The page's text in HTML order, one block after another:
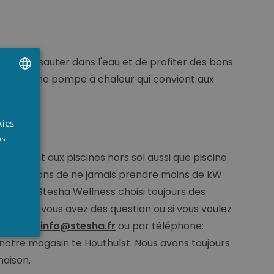
de sauter dans l'eau et de profiter des bons
une pompe à chaleur qui convient aux
aux piscines hors sol aussi que piscine
de ne jamais prendre moins de kW
Stesha Wellness choisi toujours des
Si vous avez des question ou si vous voulez
mail: info@stesha.fr ou par téléphone:
magasin te Houthulst. Nous avons toujours